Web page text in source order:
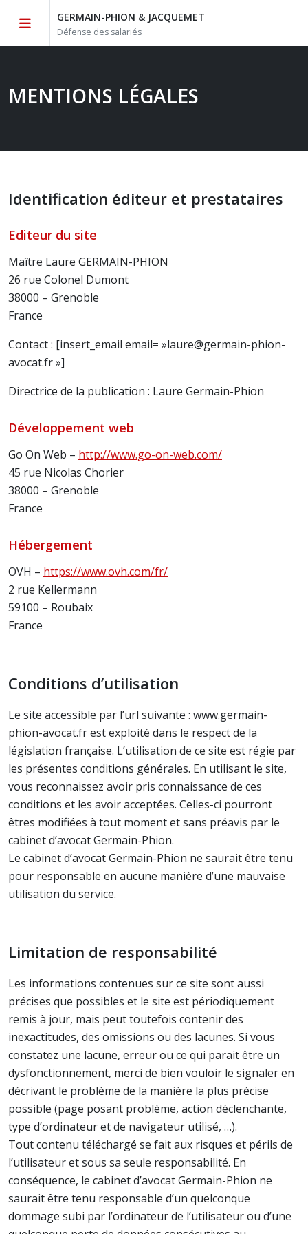
GERMAIN-PHION & JACQUEMET
Défense des salariés
MENTIONS LÉGALES
Identification éditeur et prestataires
Editeur du site
Maître Laure GERMAIN-PHION
26 rue Colonel Dumont
38000 – Grenoble
France
Contact : [insert_email email= »laure@germain-phion-
avocat.fr »]
Directrice de la publication : Laure Germain-Phion
Développement web
Go On Web – http://www.go-on-web.com/
45 rue Nicolas Chorier
38000 – Grenoble
France
Hébergement
OVH – https://www.ovh.com/fr/
2 rue Kellermann
59100 – Roubaix
France
Conditions d’utilisation
Le site accessible par l’url suivante : www.germain-
phion-avocat.fr est exploité dans le respect de la
législation française. L’utilisation de ce site est régie par
les présentes conditions générales. En utilisant le site,
vous reconnaissez avoir pris connaissance de ces
conditions et les avoir acceptées. Celles-ci pourront
êtres modifiées à tout moment et sans préavis par le
cabinet d’avocat Germain-Phion.
Le cabinet d’avocat Germain-Phion ne saurait être tenu
pour responsable en aucune manière d’une mauvaise
utilisation du service.
Limitation de responsabilité
Les informations contenues sur ce site sont aussi
précises que possibles et le site est périodiquement
remis à jour, mais peut toutefois contenir des
inexactitudes, des omissions ou des lacunes. Si vous
constatez une lacune, erreur ou ce qui parait être un
dysfonctionnement, merci de bien vouloir le signaler en
décrivant le problème de la manière la plus précise
possible (page posant problème, action déclenchante,
type d’ordinateur et de navigateur utilisé, …).
Tout contenu téléchargé se fait aux risques et périls de
l’utilisateur et sous sa seule responsabilité. En
conséquence, le cabinet d’avocat Germain-Phion ne
saurait être tenu responsable d’un quelconque
dommage subi par l’ordinateur de l’utilisateur ou d’une